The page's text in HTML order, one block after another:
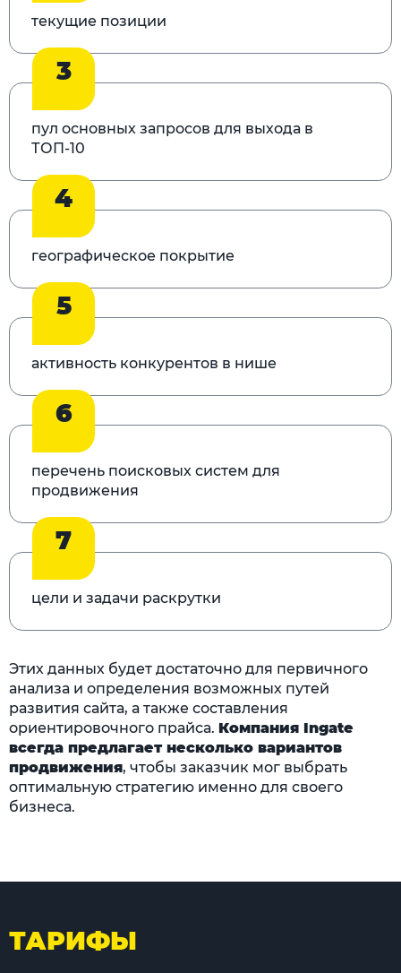
текущие позиции
3
пул основных запросов для выхода в
ТОП-10
4
географическое покрытие
5
активность конкурентов в нише
6
перечень поисковых систем для
продвижения
7
цели и задачи раскрутки
Этих данных будет достаточно для первичного
анализа и определения возможных путей
развития сайта, а также составления
ориентировочного прайса. Компания Ingate
всегда предлагает несколько вариантов
продвижения, чтобы заказчик мог выбрать
оптимальную стратегию именно для своего
бизнеса.
ТАРИФЫ